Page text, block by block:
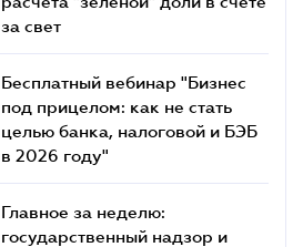
за свет
Бесплатный вебинар "Бизнес
под прицелом: как не стать
целью банка, налоговой и БЭБ
в 2026 году"
Главное за неделю:
государственный надзор и